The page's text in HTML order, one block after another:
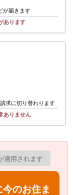
が届きます
あります
求に切り替わります
ありません
適用されます
のお住ま